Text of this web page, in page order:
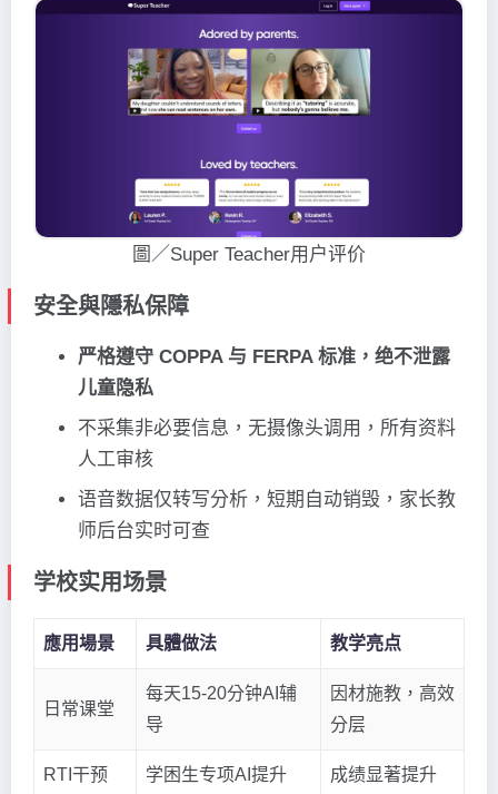
圖／Super Teacher用户评价
安全與隱私保障
严格遵守 COPPA 与 FERPA 标准，绝不泄露
儿童隐私
不采集非必要信息，无摄像头调用，所有资料
人工审核
语音数据仅转写分析，短期自动销毁，家长教
师后台实时可查
学校实用场景
應用場景 具體做法 教学亮点
日常课堂
每天15-20分钟AI辅
导
因材施教，高效
分层
RTI干预 学困生专项AI提升 成绩显著提升